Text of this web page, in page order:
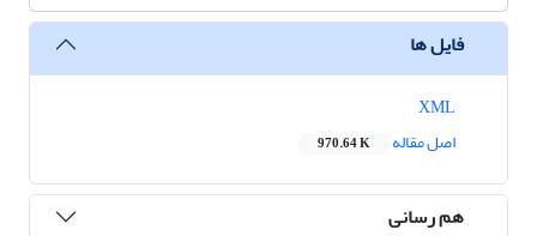
فایل ها
اصل مقاله
970.64 K
هم رسانی